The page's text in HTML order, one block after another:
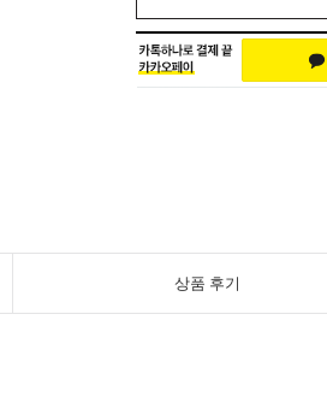
상품 후기